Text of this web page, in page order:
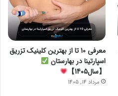
معرفی 10 تا از بهترین کلینیک تزریق
اسپارتینا در بهارستان
【سال1405】
مرداد 14, 1405